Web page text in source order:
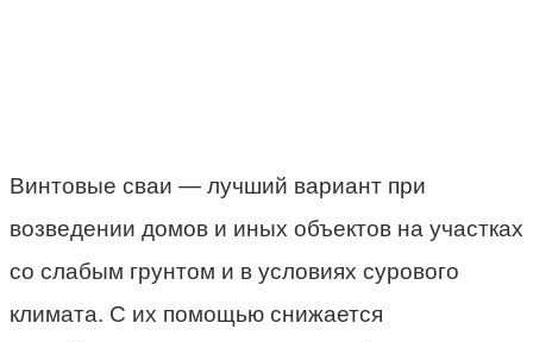
Винтовые сваи — лучший вариант при
возведении домов и иных объектов на участках
со слабым грунтом и в условиях сурового
климата. С их помощью снижается